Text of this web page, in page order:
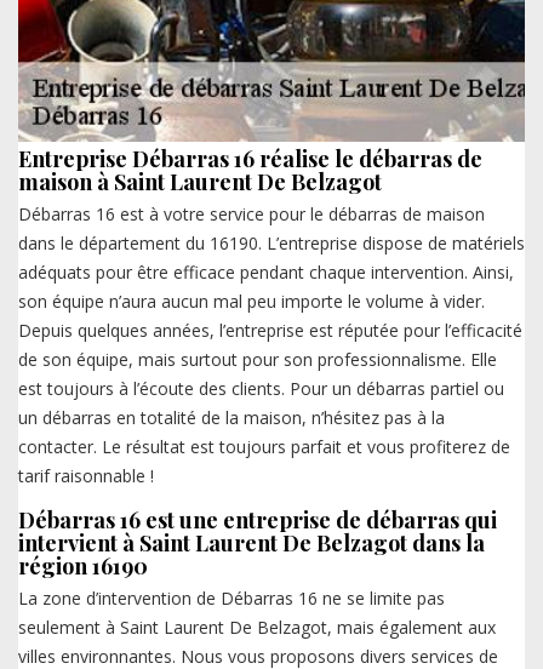
Entreprise Débarras 16 réalise le débarras de
maison à Saint Laurent De Belzagot
Débarras 16 est à votre service pour le débarras de maison
dans le département du 16190. L’entreprise dispose de matériels
adéquats pour être efficace pendant chaque intervention. Ainsi,
son équipe n’aura aucun mal peu importe le volume à vider.
Depuis quelques années, l’entreprise est réputée pour l’efficacité
de son équipe, mais surtout pour son professionnalisme. Elle
est toujours à l’écoute des clients. Pour un débarras partiel ou
un débarras en totalité de la maison, n’hésitez pas à la
contacter. Le résultat est toujours parfait et vous profiterez de
tarif raisonnable !
Débarras 16 est une entreprise de débarras qui
intervient à Saint Laurent De Belzagot dans la
région 16190
La zone d’intervention de Débarras 16 ne se limite pas
seulement à Saint Laurent De Belzagot, mais également aux
villes environnantes. Nous vous proposons divers services de